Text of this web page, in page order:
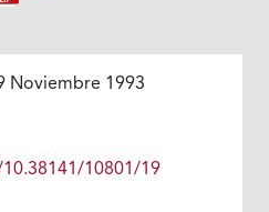
Noviembre 1993
10801/19